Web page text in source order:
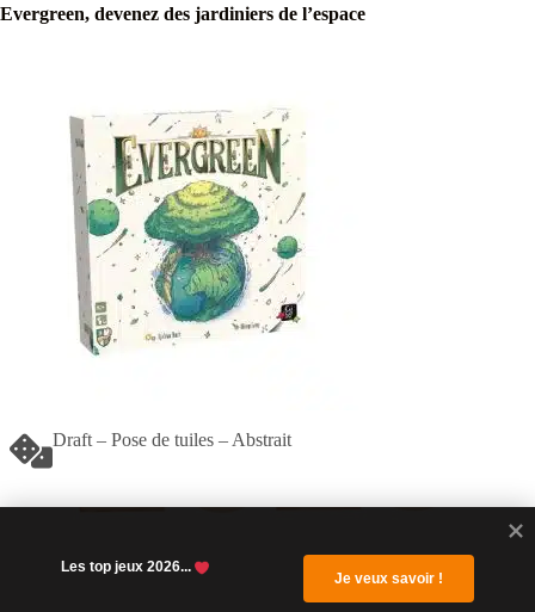
Evergreen, devenez des jardiniers de l’espace
Draft – Pose de tuiles – Abstrait
Les top jeux 2026...
Je veux savoir !